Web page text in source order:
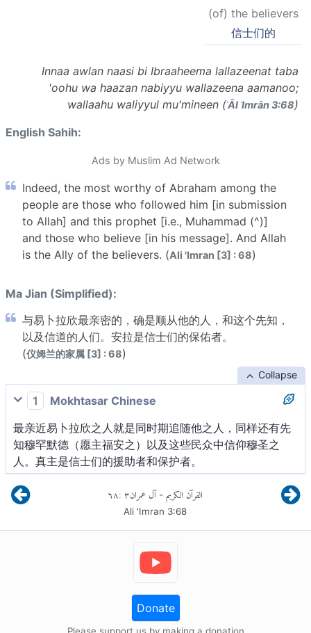
(of) the believers
信士们的
Innaa awlan naasi bi Ibraaheema lallazeenat taba
'oohu wa haazan nabiyyu wallazeena aamanoo;
wallaahu waliyyul mu'mineen (ʾĀl ʿImrān 3:68)
English Sahih:
Ads by Muslim Ad Network
Indeed, the most worthy of Abraham among the
people are those who followed him [in submission
to Allah] and this prophet [i.e., Muhammad (^)]
and those who believe [in his message]. And Allah
is the Ally of the believers. (Ali 'Imran [3] : 68)
Ma Jian (Simplified):
与易卜拉欣最亲密的，确是顺从他的人，和这个先知，
以及信道的人们。安拉是信士们的保佑者。
(仪姆兰的家属 [3] : 68)
Collapse
1
Mokhtasar Chinese
最亲近易卜拉欣之人就是同时期追随他之人，同样还有先
知穆罕默德（愿主福安之）以及这些民众中信仰穆圣之
人。真主是信士们的援助者和保护者。
القرآن الكريم - آل عمران٣:٦٨
Ali 'Imran 3:68
Donate